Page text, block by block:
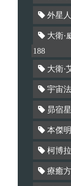
外星人
大衛·
188
大衛·
宇宙
昴宿
本傑
柯博
療癒